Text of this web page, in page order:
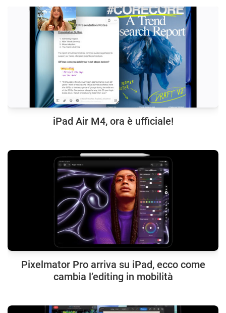
iPad Air M4, ora è ufficiale!
Pixelmator Pro arriva su iPad, ecco come
cambia l’editing in mobilità